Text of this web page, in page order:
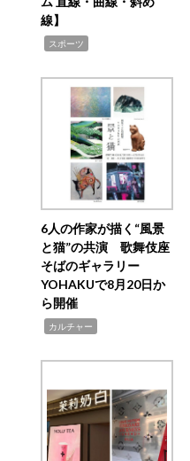
線】
スポーツ
6人の作家が描く“風景
と猫”の共演 歌舞伎座
そばのギャラリー
YOHAKUで8月20日か
ら開催
カルチャー